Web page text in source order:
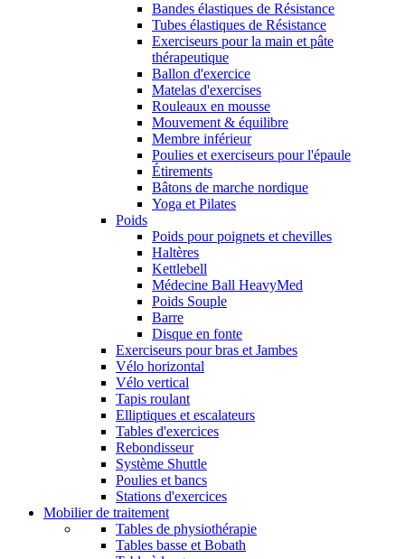
Bandes élastiques de Résistance
Tubes élastiques de Résistance
Exerciseurs pour la main et pâte
thérapeutique
Ballon d'exercice
Matelas d'exercises
Rouleaux en mousse
Mouvement & équilibre
Membre inférieur
Poulies et exerciseurs pour l'épaule
Étirements
Bâtons de marche nordique
Yoga et Pilates
Poids
Poids pour poignets et chevilles
Haltères
Kettlebell
Médecine Ball HeavyMed
Poids Souple
Barre
Disque en fonte
Exerciseurs pour bras et Jambes
Vélo horizontal
Vélo vertical
Tapis roulant
Elliptiques et escalateurs
Tables d'exercices
Rebondisseur
Système Shuttle
Poulies et bancs
Stations d'exercices
Mobilier de traitement
Tables de physiothérapie
Tables basse et Bobath